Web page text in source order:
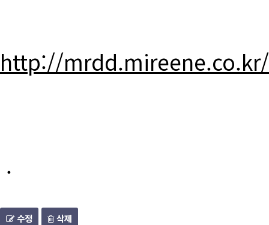
http://
.
수정 삭제